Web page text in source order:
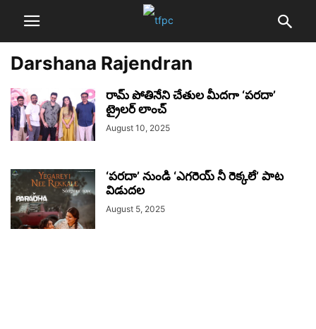
Darshana Rajendran
రామ్ పోతినేని చేతుల మీదగా ‘పరదా’
ట్రైలర్ లాంచ్
August 10, 2025
‘పరదా’ నుండి ‘ఎగరెయ్ నీ రెక్కలే’ పాట
విడుదల
August 5, 2025